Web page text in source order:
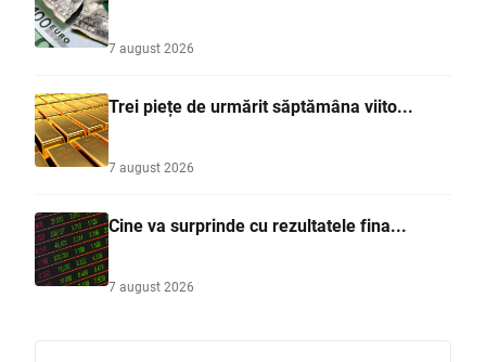
7 august 2026
Trei piețe de urmărit săptămâna viito...
7 august 2026
Cine va surprinde cu rezultatele fina...
7 august 2026